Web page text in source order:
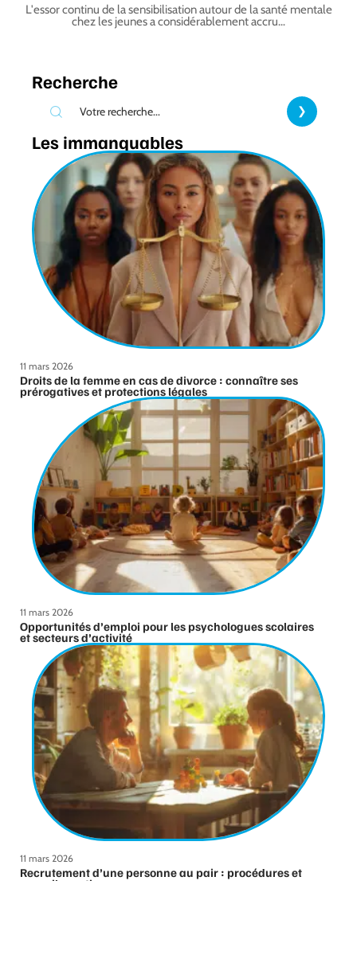
L'essor continu de la sensibilisation autour de la santé mentale
chez les jeunes a considérablement accru…
Recherche
Les immanquables
11 mars 2026
Droits de la femme en cas de divorce : connaître ses
prérogatives et protections légales
11 mars 2026
Opportunités d’emploi pour les psychologues scolaires
et secteurs d’activité
11 mars 2026
Recrutement d’une personne au pair : procédures et
conseils pratiques